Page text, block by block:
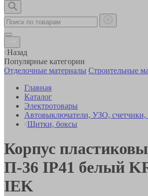
Назад
Популярные категории
Отделочные материалы Строительные
Главная
Каталог
Электротовары
Автовыключатели, УЗО,
Щитки, боксы
Корпус
П-36 IP41 белый
IEK